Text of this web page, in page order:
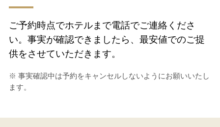
ご予約時点でホテルまで電話でご連絡くださ
い。事実が確認できましたら、最安値でのご提
供をさせていただきます。
※ 事実確認中は予約をキャンセルしないようにお願いいたし
ます。